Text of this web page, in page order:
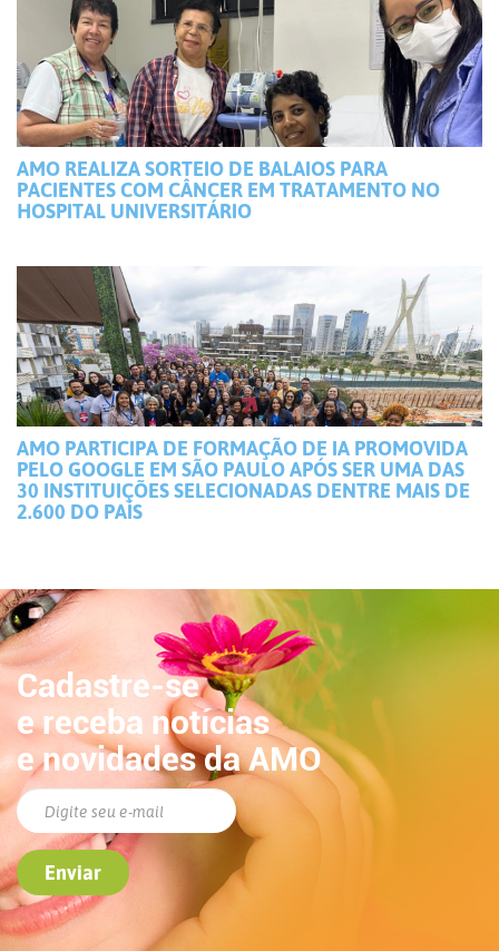
AMO REALIZA SORTEIO DE BALAIOS PARA
PACIENTES COM CÂNCER EM TRATAMENTO NO
HOSPITAL UNIVERSITÁRIO
AMO PARTICIPA DE FORMAÇÃO DE IA PROMOVIDA
PELO GOOGLE EM SÃO PAULO APÓS SER UMA DAS
30 INSTITUIÇÕES SELECIONADAS DENTRE MAIS DE
2.600 DO PAÍS
Cadastre-se
e receba notícias
e novidades da AMO